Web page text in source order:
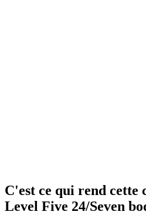
C'est ce qui rend cette
Level Five 24/Seven